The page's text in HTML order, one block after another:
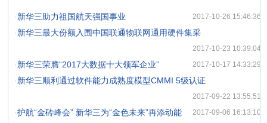
·新华三助力祖国航天强国事业 2017-10-26 15:46:36
·新华三最大份额入围中国联通物联网通用硬件集采
2017-10-23 10:39:04
·新华三荣膺“2017大数据十大领军企业” 2017-10-17 14:33:29
·新华三顺利通过软件能力成熟度模型CMMI 5级认证
2017-09-22 13:55:51
·护航“金砖峰会” 新华三为“金色未来”再添动能 2017-09-06 16:13:10